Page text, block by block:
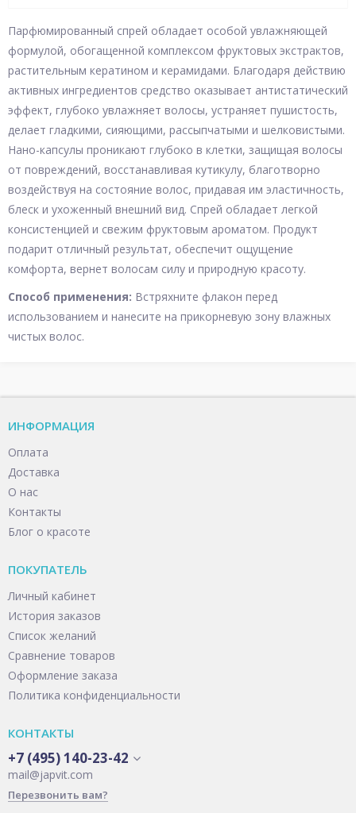
Парфюмированный спрей обладает особой увлажняющей
формулой, обогащенной комплексом фруктовых экстрактов,
растительным кератином и керамидами. Благодаря действию
активных ингредиентов средство оказывает антистатический
эффект, глубоко увлажняет волосы, устраняет пушистость,
делает гладкими, сияющими, рассыпчатыми и шелковистыми.
Нано-капсулы проникают глубоко в клетки, защищая волосы
от повреждений, восстанавливая кутикулу, благотворно
воздействуя на состояние волос, придавая им эластичность,
блеск и ухоженный внешний вид. Спрей обладает легкой
консистенцией и свежим фруктовым ароматом. Продукт
подарит отличный результат, обеспечит ощущение
комфорта, вернет волосам силу и природную красоту.
Способ применения: Встряхните флакон перед
использованием и нанесите на прикорневую зону влажных
чистых волос.
ИНФОРМАЦИЯ
Оплата
Доставка
О нас
Контакты
Блог о красоте
ПОКУПАТЕЛЬ
Личный кабинет
История заказов
Список желаний
Сравнение товаров
Оформление заказа
Политика конфиденциальности
КОНТАКТЫ
+7 (495) 140-23-42
mail@japvit.com
Перезвонить вам?